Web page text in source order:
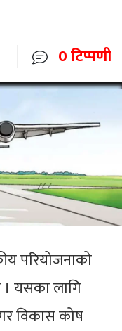
0 टिप्पणी
परियोजनाको
यसका लागि
विकास कोष